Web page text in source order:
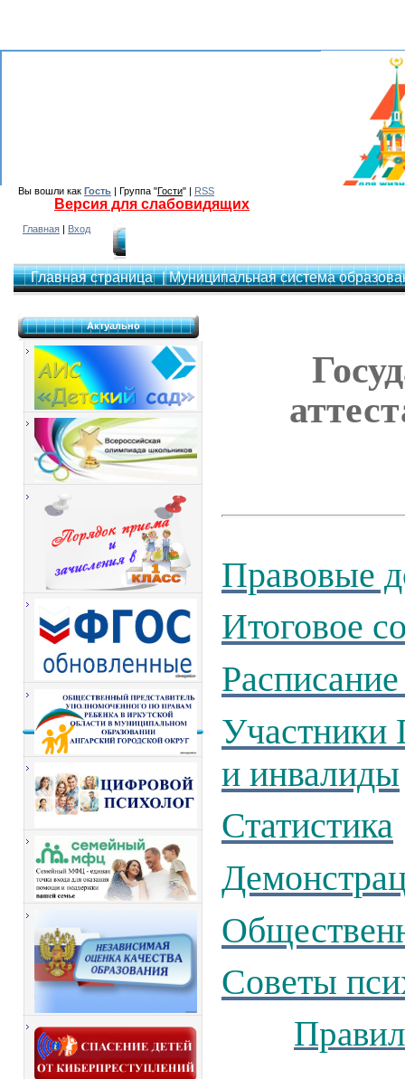
Вы вошли как Гость | Группа "Гости" | RSS
Версия для слабовидящих
Главная | Вход
Главная страница | Муниципальная система
Актуально
Правовые
Итоговое
и инвалиды
Статистика
Советы